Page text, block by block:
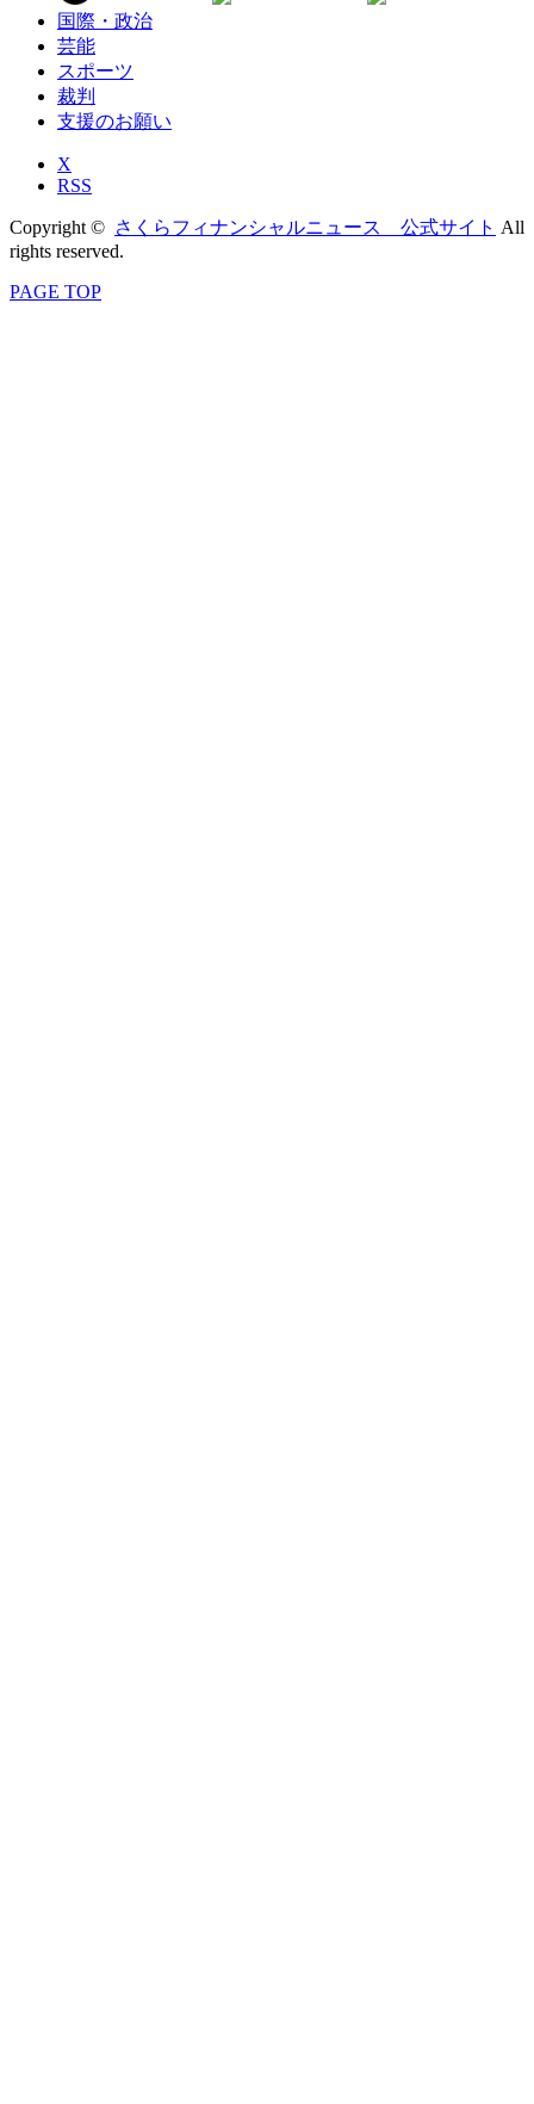
国際・政治
芸能
スポーツ
裁判
支援のお願い
X
RSS
Copyright © さくらフィナンシャルニュース 公式サイト All
rights reserved.
PAGE TOP